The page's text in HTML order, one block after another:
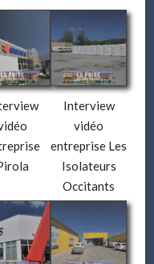
Interview
vidéo
entreprise Les
Isolateurs
Occitants